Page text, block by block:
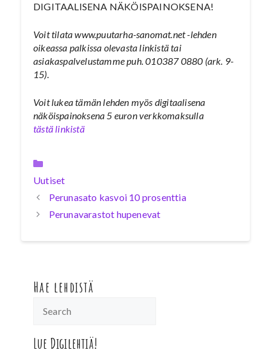
DIGITAALISENA NÄKÖISPAINOKSENA!
Voit tilata www.puutarha-sanomat.net -lehden
oikeassa palkissa olevasta linkistä tai
asiakaspalvelustamme puh. 010387 0880 (ark. 9-
15).
Voit lukea tämän lehden myös digitaalisena
näköispainoksena 5 euron verkkomaksulla
tästä linkistä
Uutiset
Perunasato kasvoi 10 prosenttia
Perunavarastot hupenevat
Hae lehdistä
Lue Digilehtiä!